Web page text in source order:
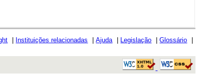
Instituições relacionadas |Ajuda Legislação |Glossário